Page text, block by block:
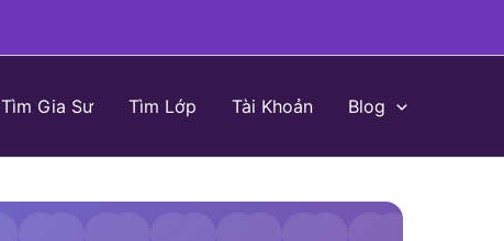
Tìm Gia Sư Tìm Lớp Tài Khoản Blog